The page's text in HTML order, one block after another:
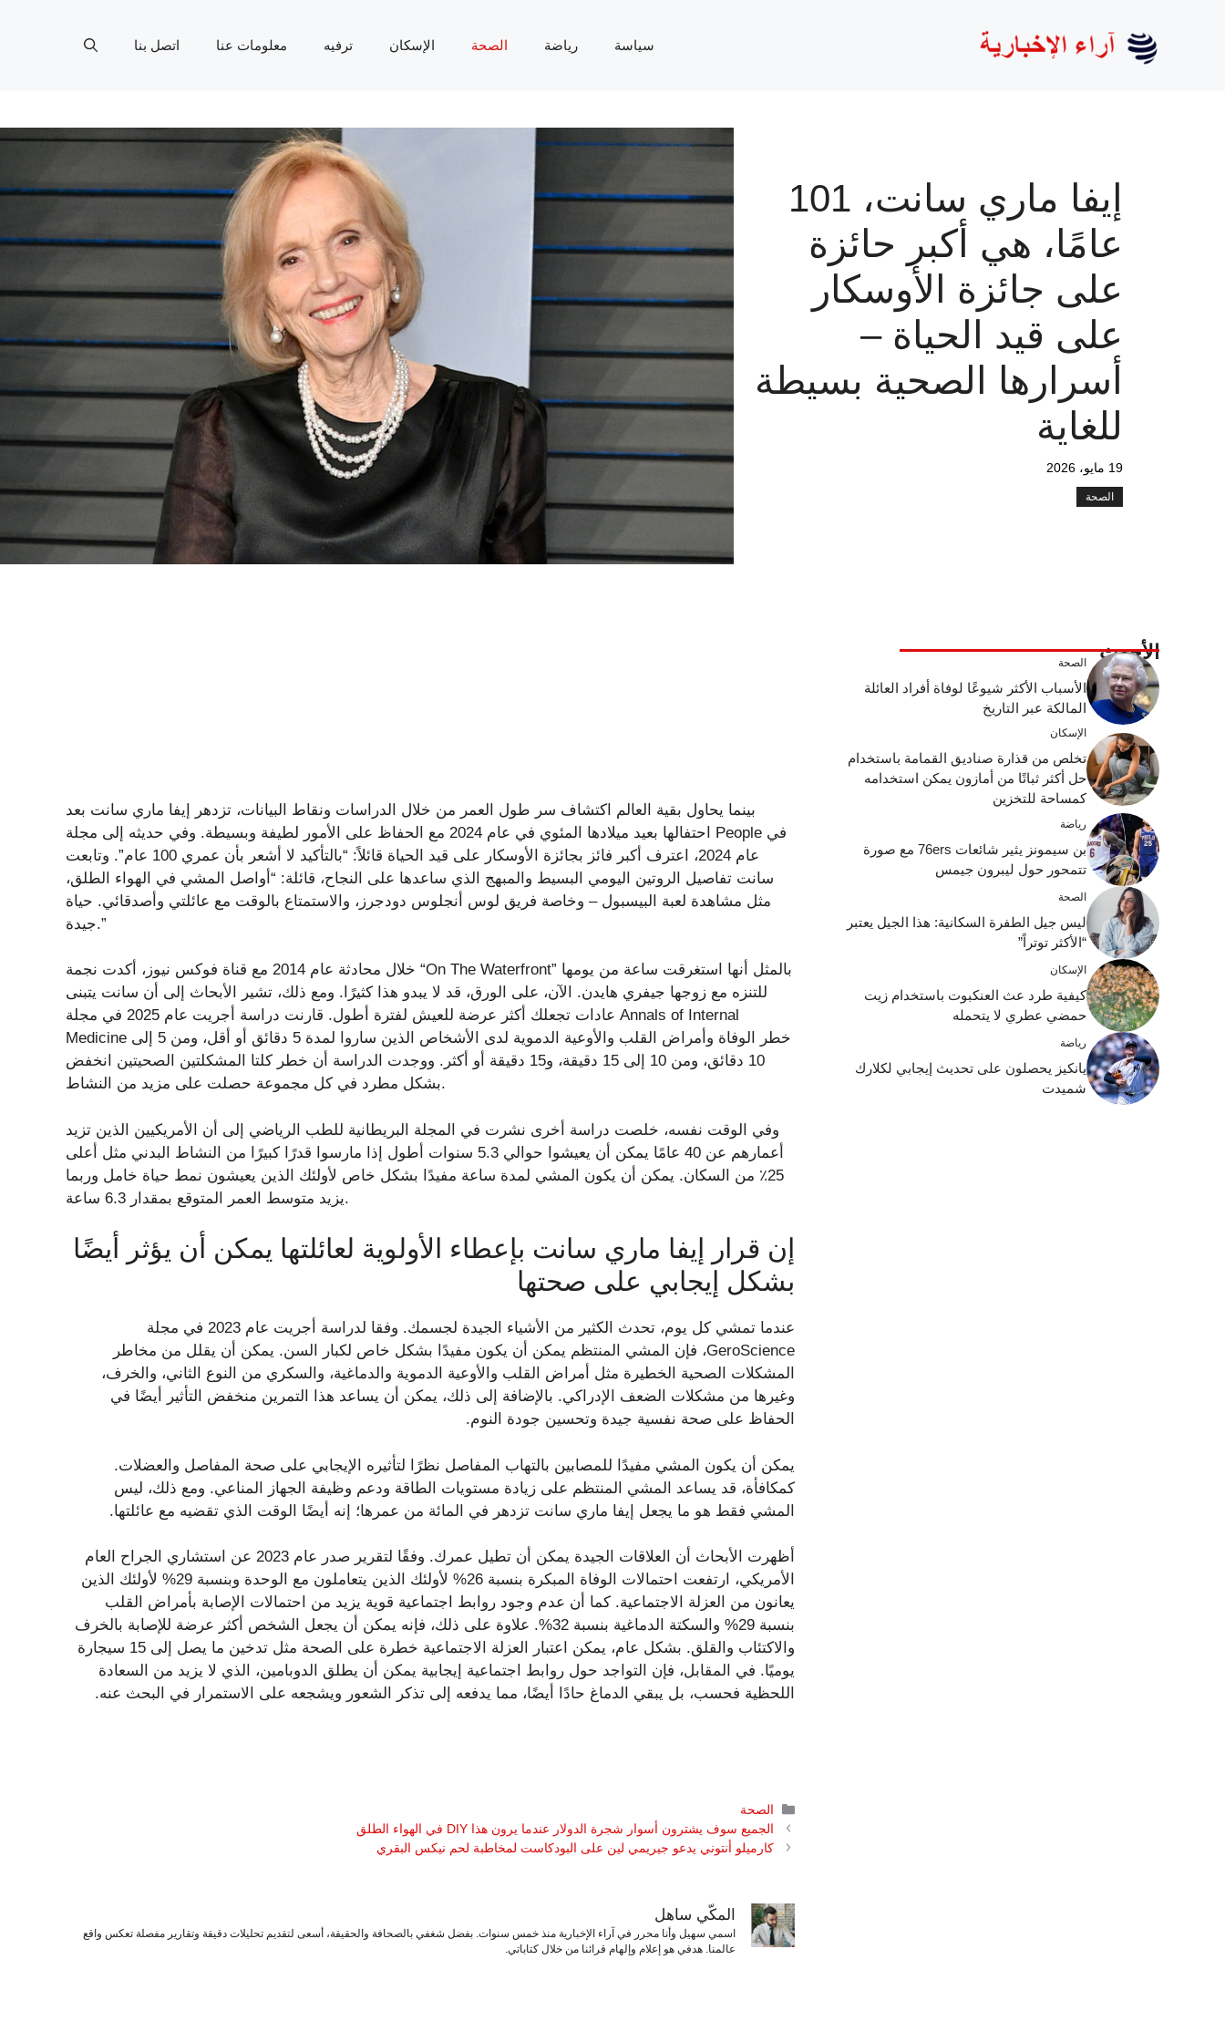
سياسة رياضة الصحة الإسكان ترفيه معلومات عنا اتصل بنا
إيفا ماري سانت، 101
عامًا، هي أكبر حائزة
على جائزة الأوسكار
على قيد الحياة –
أسرارها الصحية بسيطة
للغاية
19 مايو، 2026
الصحة
بينما يحاول بقية العالم اكتشاف سر طول العمر من خلال الدراسات ونقاط البيانات، تزدهر إيفا ماري سانت بعد
احتفالها بعيد ميلادها المئوي في عام 2024 مع الحفاظ على الأمور لطيفة وبسيطة. وفي حديثه إلى مجلة People في
عام 2024، اعترف أكبر فائز بجائزة الأوسكار على قيد الحياة قائلاً: “بالتأكيد لا أشعر بأن عمري 100 عام”. وتابعت
سانت تفاصيل الروتين اليومي البسيط والمبهج الذي ساعدها على النجاح، قائلة: “أواصل المشي في الهواء الطلق،
مثل مشاهدة لعبة البيسبول – وخاصة فريق لوس أنجلوس دودجرز، والاستمتاع بالوقت مع عائلتي وأصدقائي. حياة
جيدة.”
خلال محادثة عام 2014 مع قناة فوكس نيوز، أكدت نجمة “On The Waterfront” بالمثل أنها استغرقت ساعة من يومها
للتنزه مع زوجها جيفري هايدن. الآن، على الورق، قد لا يبدو هذا كثيرًا. ومع ذلك، تشير الأبحاث إلى أن سانت يتبنى
عادات تجعلك أكثر عرضة للعيش لفترة أطول. قارنت دراسة أجريت عام 2025 في مجلة Annals of Internal
Medicine خطر الوفاة وأمراض القلب والأوعية الدموية لدى الأشخاص الذين ساروا لمدة 5 دقائق أو أقل، ومن 5 إلى
10 دقائق، ومن 10 إلى 15 دقيقة، و15 دقيقة أو أكثر. ووجدت الدراسة أن خطر كلتا المشكلتين الصحيتين انخفض
بشكل مطرد في كل مجموعة حصلت على مزيد من النشاط.
وفي الوقت نفسه، خلصت دراسة أخرى نشرت في المجلة البريطانية للطب الرياضي إلى أن الأمريكيين الذين تزيد
أعمارهم عن 40 عامًا يمكن أن يعيشوا حوالي 5.3 سنوات أطول إذا مارسوا قدرًا كبيرًا من النشاط البدني مثل أعلى
25٪ من السكان. يمكن أن يكون المشي لمدة ساعة مفيدًا بشكل خاص لأولئك الذين يعيشون نمط حياة خامل وربما
يزيد متوسط ​​العمر المتوقع بمقدار 6.3 ساعة.
إن قرار إيفا ماري سانت بإعطاء الأولوية لعائلتها يمكن أن يؤثر أيضًا
بشكل إيجابي على صحتها
عندما تمشي كل يوم، تحدث الكثير من الأشياء الجيدة لجسمك. وفقا لدراسة أجريت عام 2023 في مجلة
GeroScience، فإن المشي المنتظم يمكن أن يكون مفيدًا بشكل خاص لكبار السن. يمكن أن يقلل من مخاطر
المشكلات الصحية الخطيرة مثل أمراض القلب والأوعية الدموية والدماغية، والسكري من النوع الثاني، والخرف،
وغيرها من مشكلات الضعف الإدراكي. بالإضافة إلى ذلك، يمكن أن يساعد هذا التمرين منخفض التأثير أيضًا في
الحفاظ على صحة نفسية جيدة وتحسين جودة النوم.
يمكن أن يكون المشي مفيدًا للمصابين بالتهاب المفاصل نظرًا لتأثيره الإيجابي على صحة المفاصل والعضلات.
كمكافأة، قد يساعد المشي المنتظم على زيادة مستويات الطاقة ودعم وظيفة الجهاز المناعي. ومع ذلك، ليس
المشي فقط هو ما يجعل إيفا ماري سانت تزدهر في المائة من عمرها؛ إنه أيضًا الوقت الذي تقضيه مع عائلتها.
أظهرت الأبحاث أن العلاقات الجيدة يمكن أن تطيل عمرك. وفقًا لتقرير صدر عام 2023 عن استشاري الجراح العام
الأمريكي، ارتفعت احتمالات الوفاة المبكرة بنسبة 26% لأولئك الذين يتعاملون مع الوحدة وبنسبة 29% لأولئك الذين
يعانون من العزلة الاجتماعية. كما أن عدم وجود روابط اجتماعية قوية يزيد من احتمالات الإصابة بأمراض القلب
بنسبة 29% والسكتة الدماغية بنسبة 32%. علاوة على ذلك، فإنه يمكن أن يجعل الشخص أكثر عرضة للإصابة بالخرف
والاكتئاب والقلق. بشكل عام، يمكن اعتبار العزلة الاجتماعية خطرة على الصحة مثل تدخين ما يصل إلى 15 سيجارة
يوميًا. في المقابل، فإن التواجد حول روابط اجتماعية إيجابية يمكن أن يطلق الدوبامين، الذي لا يزيد من السعادة
اللحظية فحسب، بل يبقي الدماغ حادًا أيضًا، مما يدفعه إلى تذكر الشعور ويشجعه على الاستمرار في البحث عنه.
التصنيفات
الصحة
الجميع سوف يشترون أسوار شجرة الدولار عندما يرون هذا DIY في الهواء الطلق
كارميلو أنتوني يدعو جيريمي لين على البودكاست لمخاطبة لحم نيكس البقري
المكّي ساهل
اسمي سهيل وأنا محرر في آراء الإخبارية منذ خمس سنوات. بفضل شغفي بالصحافة والحقيقة، أسعى لتقديم تحليلات دقيقة وتقارير مفصلة تعكس واقع
عالمنا. هدفي هو إعلام وإلهام قرائنا من خلال كتاباتي.
الأحدث الصحة
الأسباب الأكثر شيوعًا لوفاة أفراد العائلة
المالكة عبر التاريخ
الإسكان
تخلص من قذارة صناديق القمامة باستخدام
حل أكثر ثباتًا من أمازون يمكن استخدامه
كمساحة للتخزين
رياضة
بن سيمونز يثير شائعات 76ers مع صورة
تتمحور حول ليبرون جيمس
الصحة
ليس جيل الطفرة السكانية: هذا الجيل يعتبر
“الأكثر توتراً”
الإسكان
كيفية طرد عث العنكبوت باستخدام زيت
حمضي عطري لا يتحمله
رياضة
يانكيز يحصلون على تحديث إيجابي لكلارك
شميدت